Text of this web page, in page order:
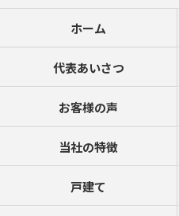
ホーム
代表あいさつ
お客様の声
当社の特徴
戸建て